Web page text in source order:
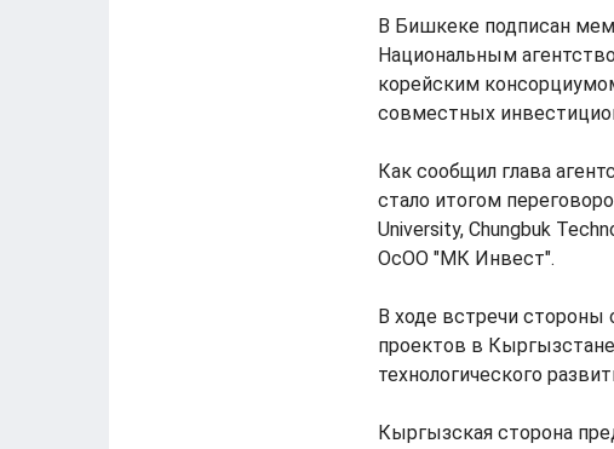
В Бишкеке подписан
Национальным
корейским
совместных
Как сообщил глава
стало итогом
University, Chungbuk
ОсОО "МК Инвест".
В ходе встречи стороны
проектов в
технологического
Кыргызская сторона